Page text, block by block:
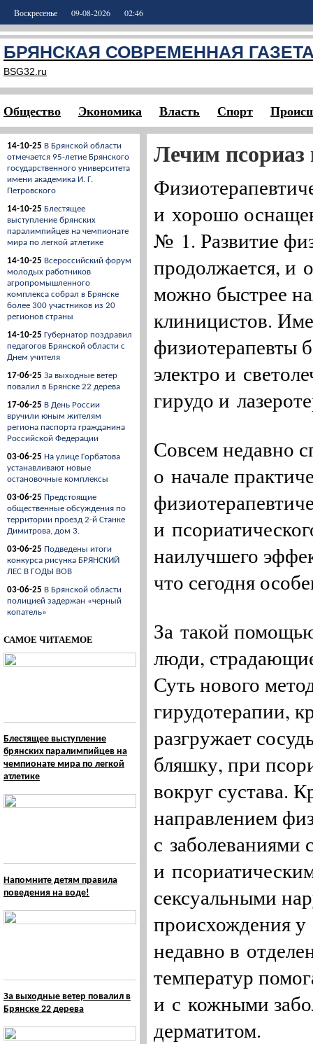
Воскресенье 09-08-2026 02:46
БРЯНСКАЯ СОВРЕМЕННАЯ
BSG32.ru
Общество Экономика Власть Спорт
14-10-25 В Брянской области
отмечается 95-летие Брянского
государственного университета
имени академика И. Г.
Петровского
14-10-25 Блестящее
выступление брянских
паралимпийцев на чемпионате
мира по легкой атлетике
14-10-25 Всероссийский форум
молодых работников
агропромышленного
комплекса собрал в Брянске
более 300 участников из 20
регионов страны
14-10-25 Губернатор поздравил
педагогов Брянской области с
Днем учителя
17-06-25 За выходные ветер
повалил в Брянске 22 дерева
17-06-25 В День России
вручили юным жителям
региона паспорта гражданина
Российской Федерации
03-06-25 На улице Горбатова
устанавливают новые
остановочные комплексы
03-06-25 Предстоящие
общественные обсуждения по
территории проезд 2-й Станке
Димитрова, дом 3.
03-06-25 Подведены итоги
конкурса рисунка БРЯНСКИЙ
ЛЕС В ГОДЫ ВОВ
03-06-25 В Брянской области
полицией задержан «черный
копатель»
САМОЕ ЧИТАЕМОЕ
Блестящее выступление
брянских паралимпийцев на
чемпионате мира по легкой
атлетике
Напомните детям правила
поведения на воде!
За выходные ветер повалил в
Брянске 22 дерева
Лечим псориаз
и хорошо
№ 1. Развитие
продолжается, и
можно быстрее
клиницистов.
физиотерапевты
электро и
гирудо и
Совсем недавно
о начале
и
наилучшего
что сегодня
За такой
люди,
Суть нового
гирудотерапии,
разгружает
бляшку, при
вокруг сустава.
направлением
с
и
сексуальными
происхождения
недавно в
температур
и с кожными
дерматитом.